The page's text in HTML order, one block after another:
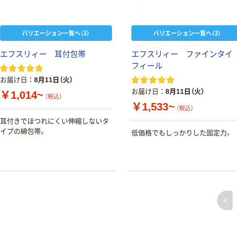
バリエーション一覧へ（3）
エフスリィー 耳付包帯
お届け日 8月11日（火）
￥1,014~ （税込）
耳付きでほつれにくい伸縮しないタ
イプの綿包帯。
バリエーション一覧へ（3）
エフスリィー ファインタイ
フィール
お届け日 8月11日（火）
￥1,533~ （税込）
低価格でもしっかりした固定力。
前へ